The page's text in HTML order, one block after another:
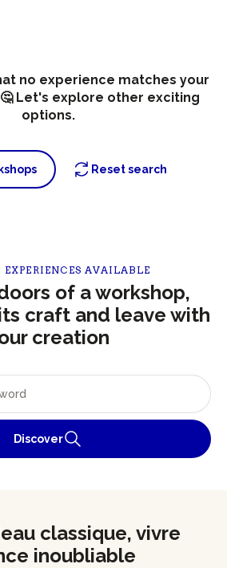
no experience matches your
Let's explore other exciting
options.
Reset search
EXPERIENCES AVAILABLE
of a workshop,
craft and leave with
creation
Discover
classique, vivre
inoubliable